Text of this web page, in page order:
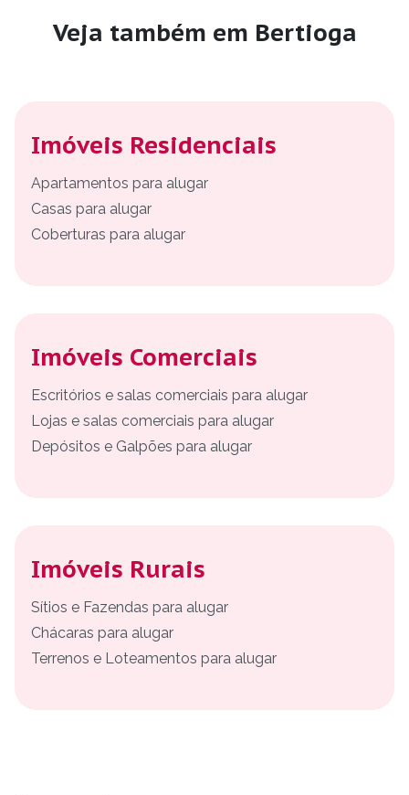
Veja também em Bertioga
Imóveis Residenciais
Apartamentos para alugar
Casas para alugar
Coberturas para alugar
Imóveis Comerciais
Escritórios e salas comerciais para alugar
Lojas e salas comerciais para alugar
Depósitos e Galpões para alugar
Imóveis Rurais
Sítios e Fazendas para alugar
Chácaras para alugar
Terrenos e Loteamentos para alugar